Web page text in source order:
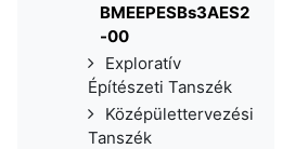
BMEEPESBs3AES2
-00​
Exploratív
Építészeti Tanszék
Középülettervezési
Tanszék